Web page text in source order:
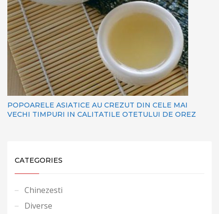
POPOARELE ASIATICE AU CREZUT DIN CELE MAI
VECHI TIMPURI IN CALITATILE OTETULUI DE OREZ
CATEGORIES
Chinezesti
Diverse